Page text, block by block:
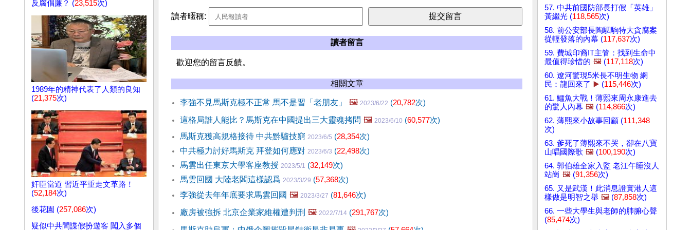
反腐倡廉？ (23,515次)
1989年的精神代表了人類的良知
(21,375次)
奸臣當道 習近平重走文革路！
(52,184次)
後花園 (257,086次)
疑似中共間諜假扮遊客 闖入多個
讀者暱稱:
讀者留言
歡迎您的留言反饋。
相關文章
李強不見馬斯克極不正常 馬不是習「老朋友」 🖼️ 2023/6/22 (20,782次)
這格局誰人能比？馬斯克在中國提出三大靈魂拷問 🖼️ 2023/6/10 (60,577次)
馬斯克獲高規格接待 中共黔驢技窮 2023/6/5 (28,354次)
中共極力討好馬斯克 拜登如何應對 2023/6/3 (22,498次)
馬雲出任東京大學客座教授 2023/5/1 (32,149次)
馬雲回國 大陸老闆這樣認爲 2023/3/29 (57,368次)
李強從去年年底要求馬雲回國 🖼️ 2023/3/27 (81,646次)
廠房被強拆 北京企業家維權遭判刑 🖼️ 2022/7/14 (291,767次)
57. 中共前國防部長打假「英雄」
黃繼光 (118,565次)
58. 前公安部長陶駟駒特大貪腐案
從輕發落的內幕 (117,637次)
59. 費城印裔IT主管：找到生命中
最值得珍惜的 🖼️ (117,118次)
60. 遼河驚現5米長不明生物 網
民：龍回來了 ▶️ (115,446次)
61. 鱷魚大戰！薄熙來周永康進去
的驚人內幕 🖼️ (114,866次)
62. 薄熙來小故事回顧 (111,348
次)
63. 爹死了薄熙來不哭，卻在八寶
山唱國際歌 🖼️ (100,190次)
64. 郭伯雄全家入監 老江午睡沒人
站崗 🖼️ (91,356次)
65. 又是武漢！此消息證實港人這
樣做是明智之舉 🖼️ (87,858次)
66. 一些大學生與老師的肺腑心聲
(85,474次)